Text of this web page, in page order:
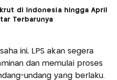
di Indonesia hingga April
Terbarunya
ini, LPS akan segera
dan memulai proses
undang yang berlaku.